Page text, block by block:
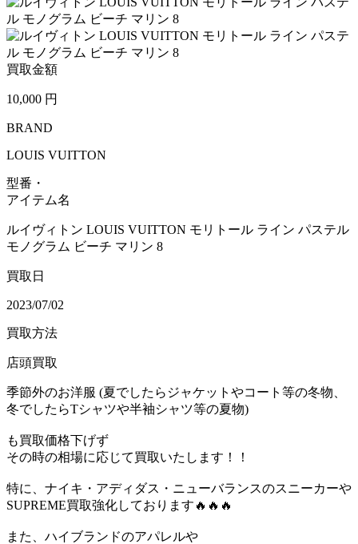
買取金額
10,000 円
BRAND
LOUIS VUITTON
型番・
アイテム名
ルイヴィトン LOUIS VUITTON モリトール ライン パステル
モノグラム ビーチ マリン 8
買取日
2023/07/02
買取方法
店頭買取
季節外のお洋服 (夏でしたらジャケットやコート等の冬物、
冬でしたらTシャツや半袖シャツ等の夏物)
も買取価格下げず
その時の相場に応じて買取いたします！！
特に、ナイキ・アディダス・ニューバランスのスニーカーや
SUPREME買取強化しております🔥🔥🔥
また、ハイブランドのアパレルや